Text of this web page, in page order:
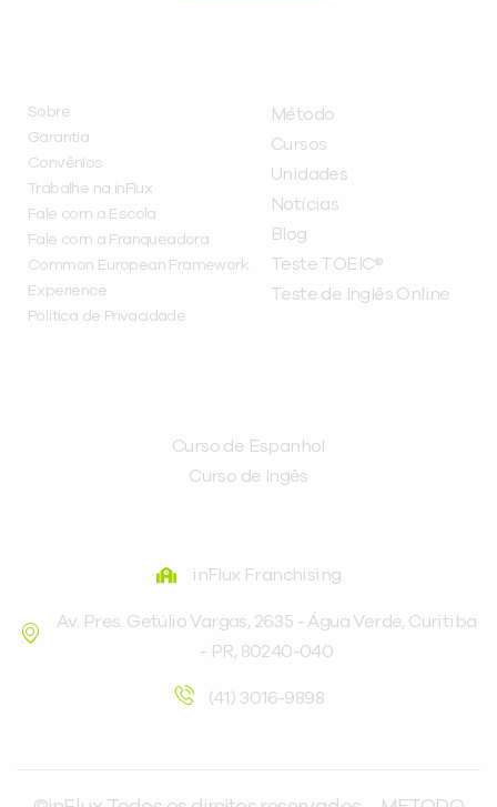
Sobre
Garantia
Convênios
Trabalhe na inFlux
Fale com a Escola
Fale com a Franqueadora
Common European Framework
Experience
Política de Privacidade
Método
Cursos
Unidades
Notícias
Blog
Teste TOEIC®
Teste de Inglês Online
Curso de Espanhol
Curso de Ingês
inFlux Franchising
Av. Pres. Getúlio Vargas, 2635 - Água Verde, Curitiba
- PR, 80240-040
(41) 3016-9898